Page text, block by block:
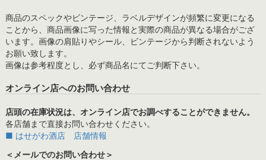
商品のスペックやビンテージ、ラベルデザインが頻繁に変更になる
ことから、商品画像に写った情報と実際の商品が異なる場合がござ
います。画像の肩貼りやシール、ビンテージから判断されないよう
お願い致します。
画像は参考程度とし、必ず商品名にてご判断下さい。
オンライン店へのお問い合わせ
店頭の在庫状況は、オンライン店でお調べすることができません。
各店舗まで直接お問い合わせください。
■ はせがわ酒店 店舗情報
＜メールでのお問い合わせ＞